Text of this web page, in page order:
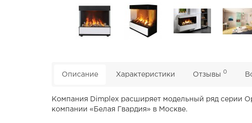
Описание Характеристики Отзывы 0
Компания Dimplex расширяет модельный ряд серии
компании «Белая Гвардия» в Москве.